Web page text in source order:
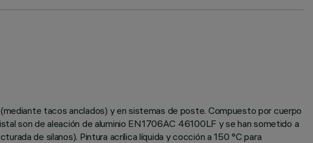
tacos anclados) y en sistemas de poste. Compuesto por cuerpo
son de aleación de aluminio EN1706AC 46100LF y se han sometido a
de silanos). Pintura acrílica líquida y cocción a 150 °C para